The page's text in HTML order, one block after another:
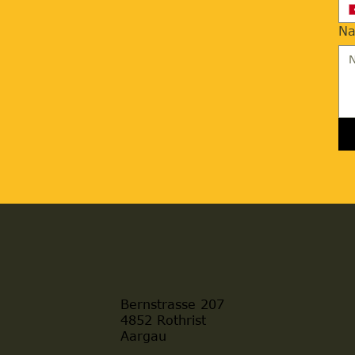
Bernstrasse 207
4852 Rothrist
Aargau